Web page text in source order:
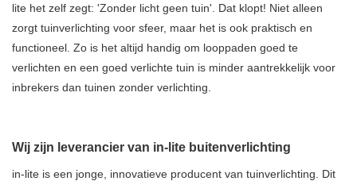
lite het zelf zegt: 'Zonder licht geen tuin'. Dat klopt! Niet alleen
zorgt tuinverlichting voor sfeer, maar het is ook praktisch en
functioneel. Zo is het altijd handig om looppaden goed te
verlichten en een goed verlichte tuin is minder aantrekkelijk voor
inbrekers dan tuinen zonder verlichting.
Wij zijn leverancier van in-lite buitenverlichting
in-lite is een jonge, innovatieve producent van tuinverlichting. Dit